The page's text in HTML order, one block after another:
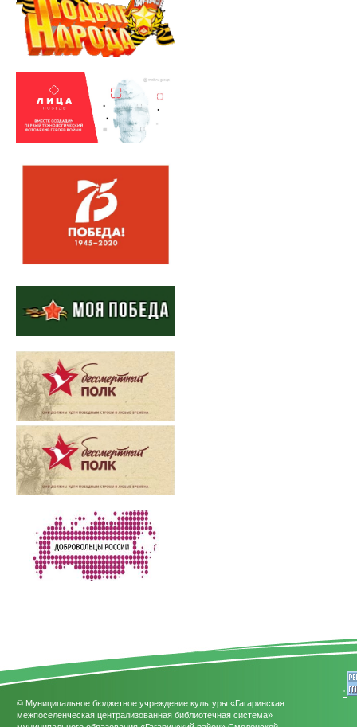
© Муниципальное бюджетное учреждение культуры «Гагаринская
межпоселенческая централизованная библиотечная система»
'